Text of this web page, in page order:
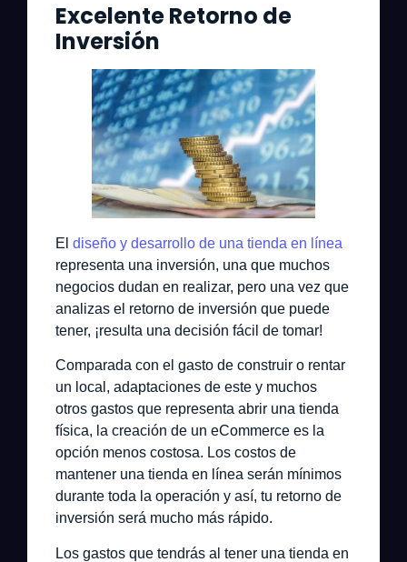
Excelente Retorno de
Inversión
El diseño y desarrollo de una tienda en línea
representa una inversión, una que muchos
negocios dudan en realizar, pero una vez que
analizas el retorno de inversión que puede
tener, ¡resulta una decisión fácil de tomar!
Comparada con el gasto de construir o rentar
un local, adaptaciones de este y muchos
otros gastos que representa abrir una tienda
física, la creación de un eCommerce es la
opción menos costosa. Los costos de
mantener una tienda en línea serán mínimos
durante toda la operación y así, tu retorno de
inversión será mucho más rápido.
Los gastos que tendrás al tener una tienda en